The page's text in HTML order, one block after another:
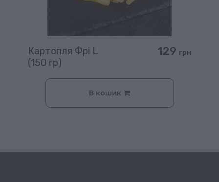
Картопля Фрі L
(150 гр)
129 грн
В кошик